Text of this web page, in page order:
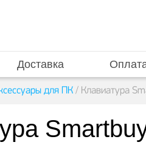
Доставка
для ПК / Клавиатура